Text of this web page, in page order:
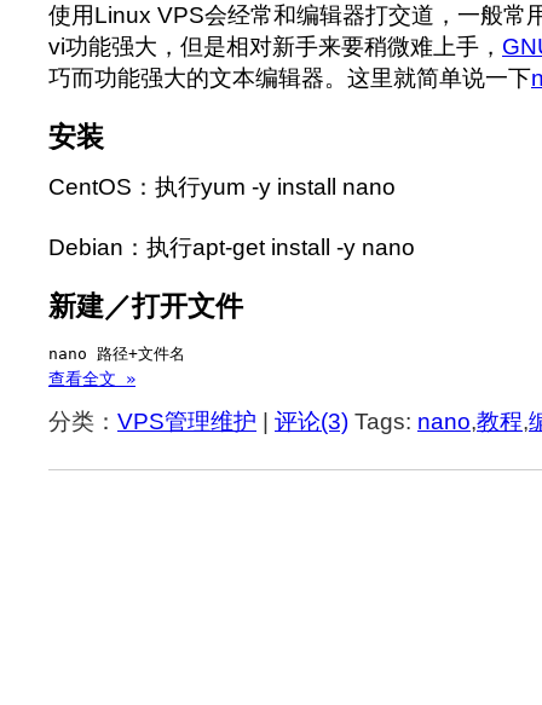
使用Linux VPS会经常和编辑器打交道，一般常
vi功能强大，但是相对新手来要稍微难上手，
巧而功能强大的文本编辑器。这里就简单说一下
安装
CentOS：执行yum -y install nano
Debian：执行apt-get install -y nano
新建／打开文件
nano 路径+文件名
查看全文 »
分类： VPS管理维护 评论(3) Tags: nano,教程,